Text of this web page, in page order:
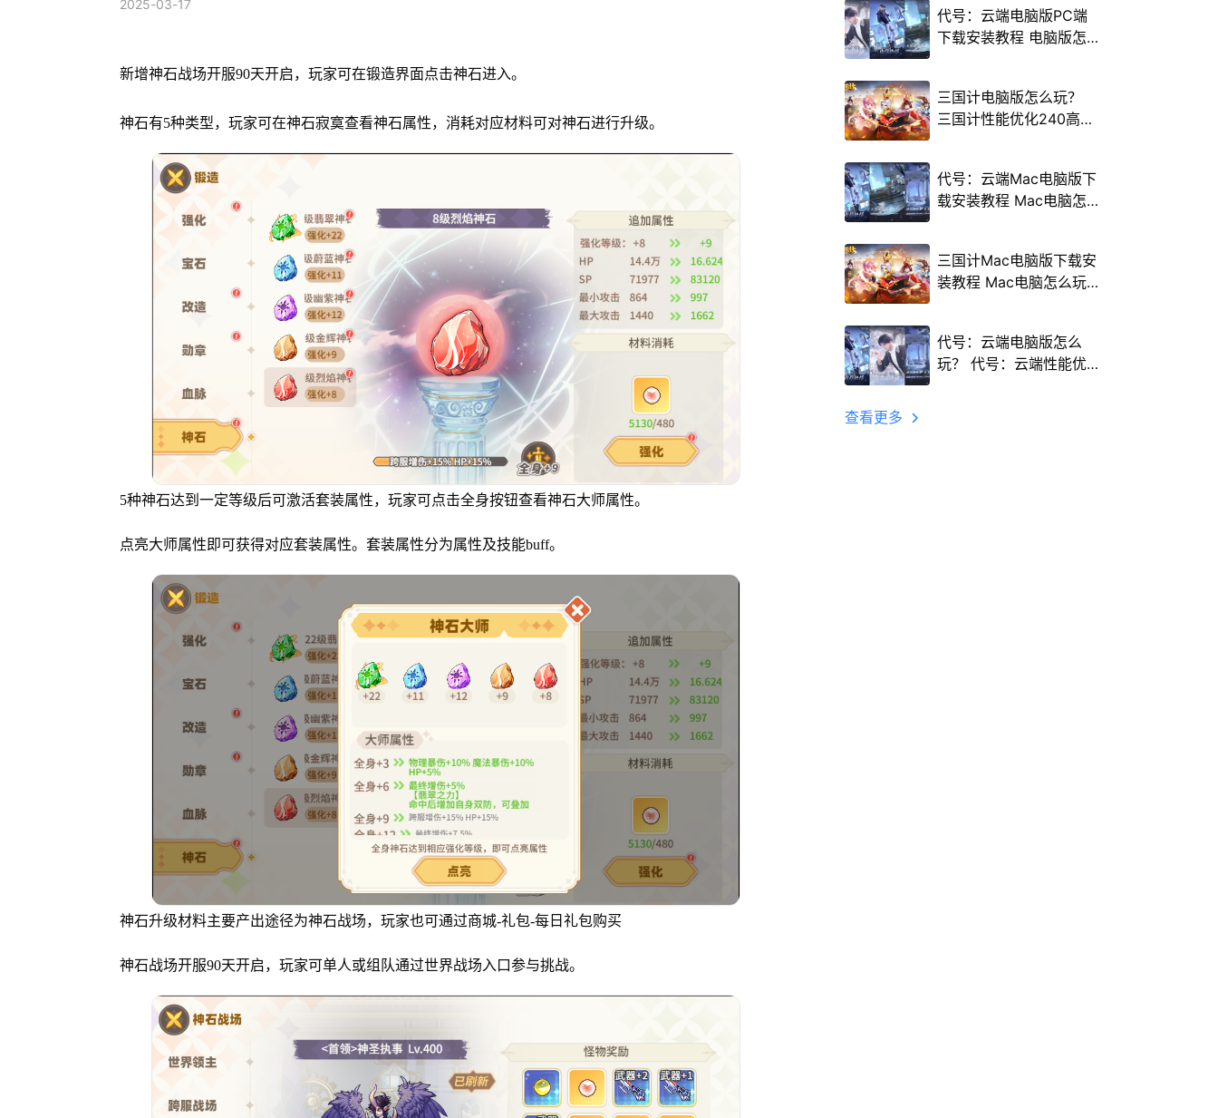
2025-03-17
新增神石战场开服90天开启，玩家可在锻造界面点击神石进入。
神石有5种类型，玩家可在神石寂寞查看神石属性，消耗对应材料可对神石进行升级。
5种神石达到一定等级后可激活套装属性，玩家可点击全身按钮查看神石大师属性。
点亮大师属性即可获得对应套装属性。套装属性分为属性及技能buff。
神石升级材料主要产出途径为神石战场，玩家也可通过商城-礼包-每日礼包购买
神石战场开服90天开启，玩家可单人或组队通过世界战场入口参与挑战。
代号：云端电脑版PC端
下载安装教程 电脑版怎
三国计电脑版怎么玩？
三国计性能优化240高帧
代号：云端Mac电脑版下
载安装教程 Mac电脑怎
三国计Mac电脑版下载安
装教程 Mac电脑怎么玩
代号：云端电脑版怎么
玩？ 代号：云端性能优
查看更多